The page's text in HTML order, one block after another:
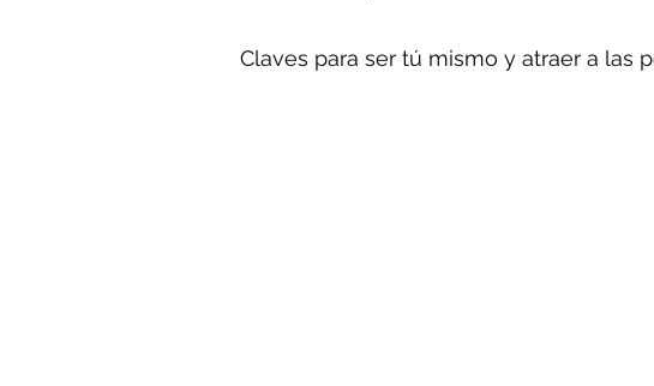
Claves para ser tú mismo y atraer a las